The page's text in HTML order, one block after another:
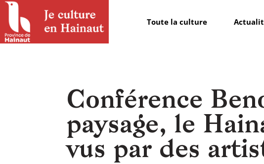
Panneau de gestion des cookies
Toute la culture
Conférence
paysage, le
vus par des